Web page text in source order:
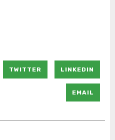
TWITTER LINKEDIN
EMAIL